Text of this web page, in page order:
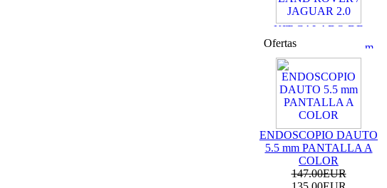
KIT CALADO DE
LAND ROVER /
JAGUAR 2.0
69.99EUR
59.99EUR
---------
KIT DE CALADO
Ofertas
ENDOSCOPIO DAUTO
5.5 mm PANTALLA A
COLOR
147.00EUR